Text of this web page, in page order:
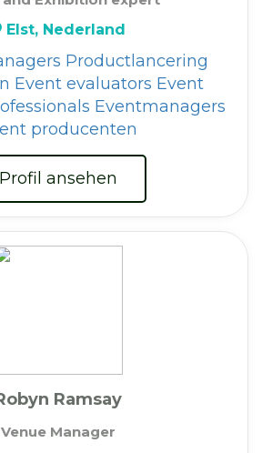
Elst, Nederland
Productlancering
Event evaluators Event
Eventmanagers
producenten
Profil ansehen
Ramsay
Venue Manager